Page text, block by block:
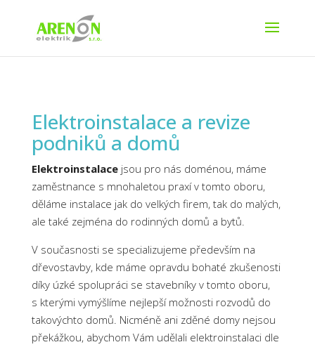
Elektroinstalace a revize
podniků a domů
Elektroinstalacejsou pro nás doménou, máme
zaměstnance s mnohaletou praxí v tomto oboru,
děláme instalace jak do velkých firem, tak do malých,
ale také zejména do rodinných domů a bytů.
V současnosti se specializujeme především na
dřevostavby, kde máme opravdu bohaté zkušenosti
díky úzké spolupráci se stavebníky v tomto oboru,
s kterými vymýšlíme nejlepší možnosti rozvodů do
takovýchto domů. Nicméně ani zděné domy nejsou
překážkou, abychom Vám udělali elektroinstalaci dle